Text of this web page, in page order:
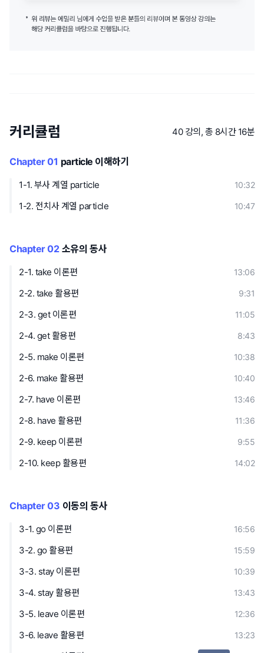
커리큘럼 40 강의, 총 8시간 16분
Chapter 01 particle 이해하기
1-1. 부사 계열 particle 10:32
1-2. 전치사 계열 particle 10:47
Chapter 02 소유의 동사
2-1. take 이론편 13:06
2-2. take 활용편 9:31
2-3. get 이론편 11:05
2-4. get 활용편 8:43
2-5. make 이론편 10:38
2-6. make 활용편 10:40
2-7. have 이론편 13:46
2-8. have 활용편 11:36
2-9. keep 이론편 9:55
2-10. keep 활용편 14:02
Chapter 03 이동의 동사
3-1. go 이론편 16:56
3-2. go 활용편 15:59
3-3. stay 이론편 10:39
3-4. stay 활용편 13:43
3-5. leave 이론편 12:36
3-6. leave 활용편 13:23